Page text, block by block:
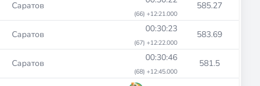
Саратов
(66) +12:21.000
585.27
Саратов
00:30:23
(67) +12:22.000
583.69
Саратов
00:30:46
(68) +12:45.000
581.5